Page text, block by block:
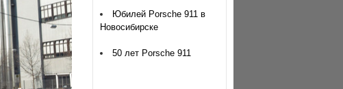
Юбилей Porsche 911 в
Новосибирске
50 лет Porsche 911